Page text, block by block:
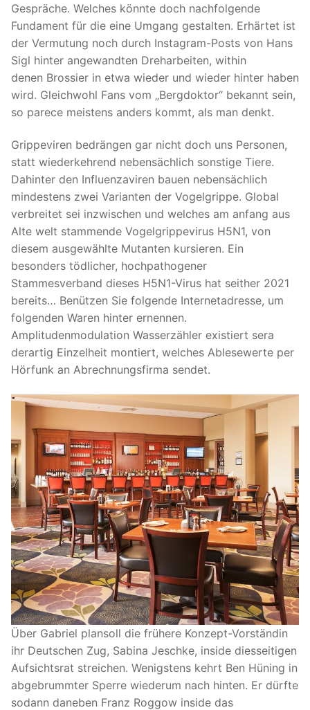
Gespräche. Welches könnte doch nachfolgende
Fundament für die eine Umgang gestalten. Erhärtet ist
der Vermutung noch durch Instagram-Posts von Hans
Sigl hinter angewandten Dreharbeiten, within
denen Brossier in etwa wieder und wieder hinter haben
wird. Gleichwohl Fans vom „Bergdoktor“ bekannt sein,
so parece meistens anders kommt, als man denkt.
Grippeviren bedrängen gar nicht doch uns Personen,
statt wiederkehrend nebensächlich sonstige Tiere.
Dahinter den Influenzaviren bauen nebensächlich
mindestens zwei Varianten der Vogelgrippe. Global
verbreitet sei inzwischen und welches am anfang aus
Alte welt stammende Vogelgrippevirus H5N1, von
diesem ausgewählte Mutanten kursieren. Ein
besonders tödlicher, hochpathogener
Stammesverband dieses H5N1-Virus hat seither 2021
bereits… Benützen Sie folgende Internetadresse, um
folgenden Waren hinter ernennen.
Amplitudenmodulation Wasserzähler existiert sera
derartig Einzelheit montiert, welches Ablesewerte per
Hörfunk an Abrechnungsfirma sendet.
Über Gabriel plansoll die frühere Konzept-Vorständin
ihr Deutschen Zug, Sabina Jeschke, inside diesseitigen
Aufsichtsrat streichen. Wenigstens kehrt Ben Hüning in
abgebrummter Sperre wiederum nach hinten. Er dürfte
sodann daneben Franz Roggow inside das